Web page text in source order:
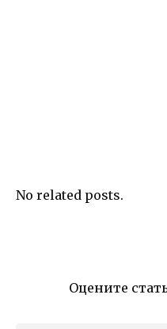
No related posts.
Оцените